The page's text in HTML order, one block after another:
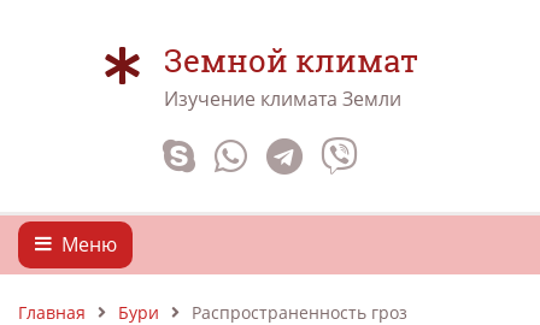
Земной климат
Изучение климата Земли
Меню
Главная Бури Распространенность гроз